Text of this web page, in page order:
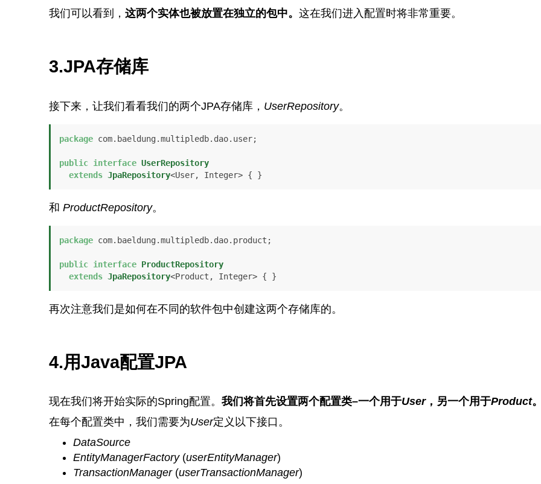
我们可以看到， 这两个实体也被放置在独立的包中。 这在我们进入配置时将非常重要。
3.JPA存储库
接下来，让我们看看我们的两个JPA存储库， UserRepository。
package com.baeldung.multipledb.dao.user;
public interface UserRepository
extends JpaRepository<User, Integer> { }
和 ProductRepository。
package com.baeldung.multipledb.dao.product;
public interface ProductRepository
extends JpaRepository<Product, Integer> { }
再次注意我们是如何在不同的软件包中创建这两个存储库的。
4.用Java配置JPA
现在我们将开始实际的Spring配置。 我们将首先设置两个配置类–一个用于User，另一个用于Product
在每个配置类中，我们需要为User定义以下接口。
DataSource
EntityManagerFactory (userEntityManager)
TransactionManager(userTransactionManager)